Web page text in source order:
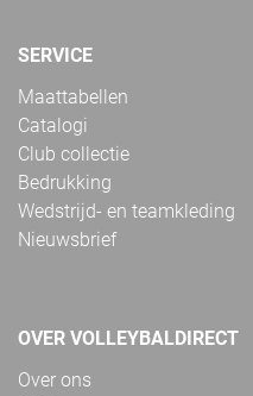
SERVICE
Maattabellen
Catalogi
Club collectie
Bedrukking
Wedstrijd- en teamkleding
Nieuwsbrief
OVER VOLLEYBALDIRECT
Over ons